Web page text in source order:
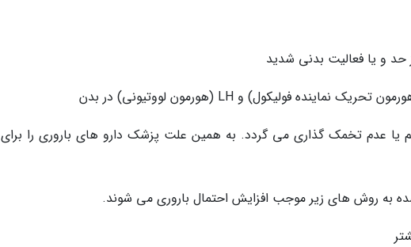
و یا فعالیت بدنی شدید
عدم تخمک گذاری می گردد. به همین علت پزشک دارو های باروری را برای
به روش های زیر موجب افزایش احتمال باروری می شوند.